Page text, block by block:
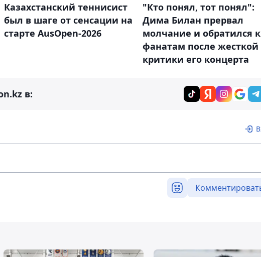
Казахстанский теннисист
был в шаге от сенсации на
старте AusOpen-2026
"Кто понял, тот понял":
Дима Билан прервал
молчание и обратился к
фанатам после жесткой
критики его концерта
в: